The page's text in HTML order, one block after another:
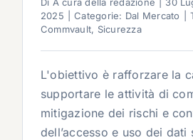
2025
Categorie: Dal Mercato
Commvault, Sicurezza
L'obiettivo è rafforzare la
supportare le attività di
mitigazione dei rischi e
dell’accesso e uso dei dati